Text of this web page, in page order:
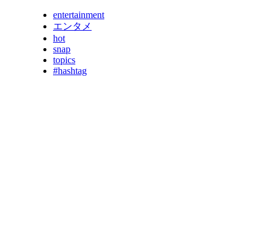
entertainment
エンタメ
hot
snap
topics
#hashtag